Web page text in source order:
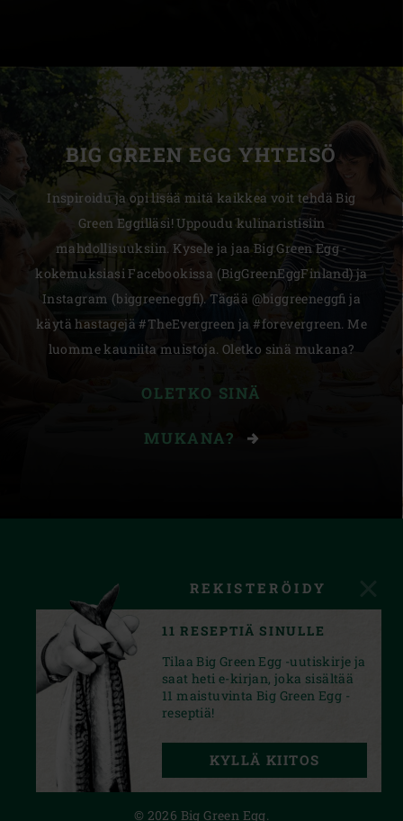
BIG GREEN EGG YHTEISÖ
Inspiroidu ja opi lisää mitä kaikkea voit tehdä Big
Green Eggilläsi! Uppoudu kulinaristisiin
mahdollisuuksiin. Kysele ja jaa Big Green Egg -
kokemuksiasi Facebookissa (BigGreenEggFinland) ja
Instagram (biggreeneggfi). Tägää @biggreeneggfi ja
käytä hastagejä #TheEvergreen ja #forevergreen. Me
luomme kauniita muistoja. Oletko sinä mukana?
OLETKO SINÄ
MUKANA?
YOUTUBEINSTAGRAM
PRIVACY STATEMENT
© 2026 Big Green Egg.
REKISTERÖIDY
11 RESEPTIÄ SINULLE
Tilaa Big Green Egg -uutiskirje ja
saat heti e-kirjan, joka sisältää
11 maistuvinta Big Green Egg -
reseptiä!
KYLLÄ KIITOS